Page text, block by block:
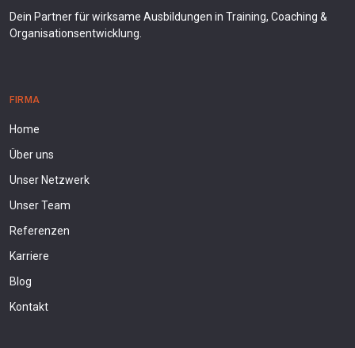
Dein Partner für wirksame Ausbildungen in Training, Coaching &
Organisationsentwicklung.
FIRMA
Home
Über uns
Unser Netzwerk
Unser Team
Referenzen
Karriere
Blog
Kontakt